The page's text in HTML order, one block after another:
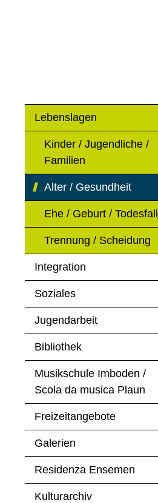
Lebenslagen
Kinder / Jugendliche /
Familien
Alter / Gesundheit
(ausgewählt)
Ehe / Geburt / Todesfall
Trennung / Scheidung
Integration
Soziales
Jugendarbeit
Bibliothek
Musikschule Imboden /
Scola da musica Plaun
Freizeitangebote
Galerien
Residenza Ensemen
Kulturarchiv